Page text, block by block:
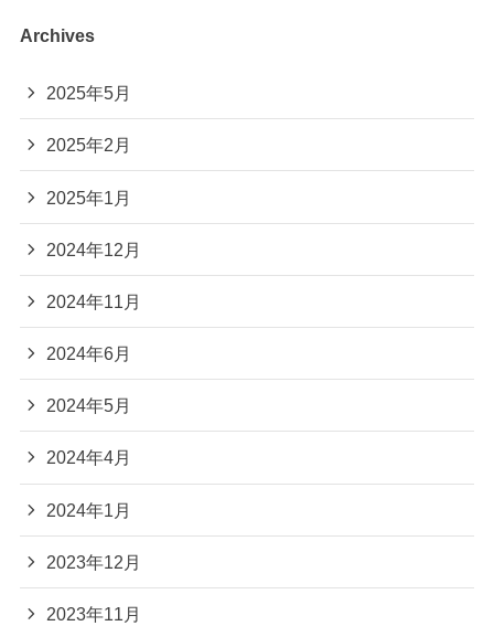
Archives
2025年5月
2025年2月
2025年1月
2024年12月
2024年11月
2024年6月
2024年5月
2024年4月
2024年1月
2023年12月
2023年11月